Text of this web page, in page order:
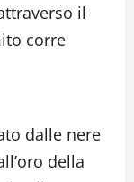
il
corre
dalle nere
della